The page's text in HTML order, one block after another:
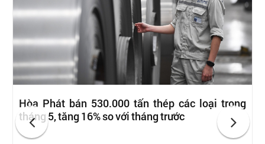
Hòa Phát bán 530.000 tấn thép các loại trong
tháng 5, tăng 16% so với tháng trước